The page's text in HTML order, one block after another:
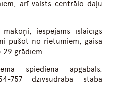
arī valsts centrālo daļu
iespējams īslaicīgs
pūšot no rietumiem, gaisa
grādiem.
spiediena apgabals.
757 dzīvsudraba staba